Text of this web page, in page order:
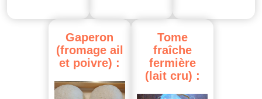
Gaperon
(fromage ail
et poivre) :
Tome
fraîche
fermière
(lait cru) :